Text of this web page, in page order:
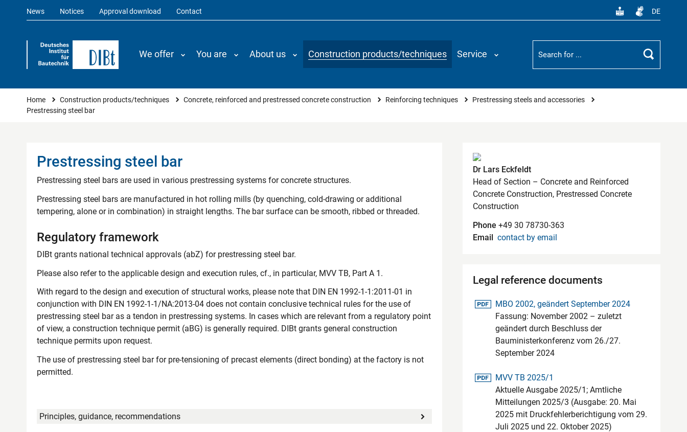
News Notices Approval download Contact DE
We offer You are About us Construction products/techniques Service
Suchbegriff
Search
You are here
Home Construction products/techniques Concrete, reinforced and prestressed concrete construction Reinforcing techniques
Prestressing steels and accessories
Prestressing steel bar
Prestressing steel bar
Prestressing steel bars are used in various prestressing systems for concrete structures.
Prestressing steel bars are manufactured in hot rolling mills (by quenching, cold-drawing or additional
tempering, alone or in combination) in straight lengths. The bar surface can be smooth, ribbed or threaded.
Regulatory framework
DIBt grants national technical approvals (abZ) for prestressing steel bar.
Please also refer to the applicable design and execution rules, cf., in particular, MVV TB, Part A 1.
With regard to the design and execution of structural works, please note that DIN EN 1992-1-1:2011-01 in
conjunction with DIN EN 1992-1-1/NA:2013-04 does not contain conclusive technical rules for the use of
prestressing steel bar as a tendon in prestressing systems. In cases which are relevant from a regulatory point
of view, a construction technique permit (aBG) is generally required. DIBt grants general construction
technique permits upon request.
The use of prestressing steel bar for pre-tensioning of precast elements (direct bonding) at the factory is not
permitted.
Principles, guidance, recommendations
Contact
Dr Lars Eckfeldt
Head of Section – Concrete and Reinforced
Concrete Construction, Prestressed Concrete
Construction
Phone +49 30 78730-363
Email contact by email
Legal reference documents
pdf-Datei
MBO 2002, geändert September 2024
Fassung: November 2002 – zuletzt
geändert durch Beschluss der
Bauministerkonferenz vom 26./27.
September 2024
pdf-Datei
MVV TB 2025/1
Aktuelle Ausgabe 2025/1; Amtliche
Mitteilungen 2025/3 (Ausgabe: 20. Mai
2025 mit Druckfehlerberichtigung vom 29.
Juli 2025 und 22. Oktober 2025)